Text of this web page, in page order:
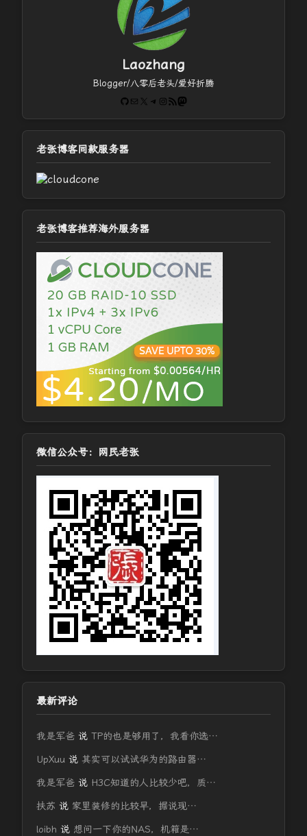
Laozhang
Blogger/八零后老头/爱好折腾
GitHub
电子邮件 X Telegram
Instagram
RSS FeedMastodon
老张博客同款服务器
老张博客推荐海外服务器
微信公众号：网民老张
最新评论
我是军爸 说 TP的也是够用了，我看你选…
UpXuu 说 其实可以试试华为的路由器…
我是军爸 说 H3C知道的人比较少吧，质…
扶苏 说 家里装修的比较早，据说现…
loibh 说 想问一下你的NAS，机箱是…